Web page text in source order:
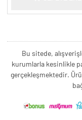
Bu sitede,
kurumlarla kesinlikle
gerçekleşmektedir.